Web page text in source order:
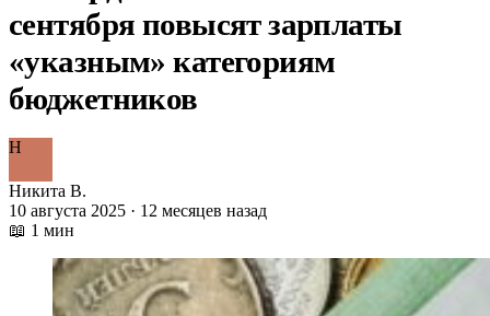
сентября повысят зарплаты
«указным» категориям
бюджетников
Н
Никита В.
10 августа 2025 · 12 месяцев назад
📖 1 мин